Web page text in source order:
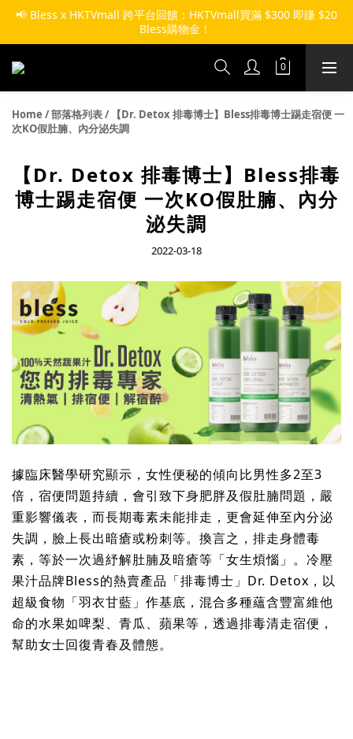
📢 Bless x HKTVmall 跨平台回饋：HKTVmall買滿 $300 即賺 $20
Bless購物金！
Home /部落格列表/
【Dr. Detox 排毒博士】Bless排毒博士踢走宿便 一
次KO假肚腩、內分泌失調
【Dr. Detox 排毒博士】Bless排毒
博士踢走宿便 一次KO假肚腩、內分
泌失調
2022-03-18
據臨床醫學研究顯示，女性便秘的傾向比男性多2至3
倍，宿便問題持續，會引致下身肥胖及假肚腩問題，嚴
重影響儀表，而長期毒素未能排走，更會延伸至內分泌
失調，臉上長出暗瘡或粉刺等。換言之，排走身體毒
素，等於一次過紓解肚腩及暗瘡等「女生煩惱」。冷壓
果汁品牌Bless的熱賣產品「排毒博士」Dr. Detox，以
超級食物「羽衣甘藍」作基底，混合多種蘊含豐富維他
命的水果如啤梨、青瓜、蘋果等，透過排毒清走宿便，
幫助女士回復青春及體態。